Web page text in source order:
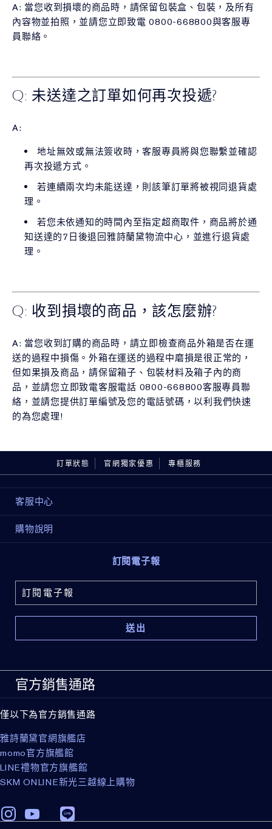
A: 當您收到損壞的商品時，請保留包裝盒、包裝，及所有
內容物並拍照，並請您立即致電 0800-668800與客服專
員聯絡。
Q: 未送達之訂單如何再次投遞?
A:
地址無效或無法簽收時，客服專員將與您聯繫並確認
再次投遞方式。
若連續兩次均未能送達，則該筆訂單將被視同退貨處
理。
若您未依通知的時間內至指定超商取件，商品將於通
知送達的7日後退回雅詩蘭黛物流中心，並進行退貨處
理。
Q: 收到損壞的商品，該怎麼辦?
A: 當您收到訂購的商品時，請立即檢查商品外箱是否在運
送的過程中損傷。外箱在運送的過程中磨損是很正常的，
但如果損及商品，請保留箱子、包裝材料及箱子內的商
品，並請您立即致電客服電話 0800-668800客服專員聯
絡，並請您提供訂單編號及您的電話號碼，以利我們快速
的為您處理!
訂單狀態 官網獨家優惠 專櫃服務
客服中心
購物說明
訂閱電子報
官方銷售通路
僅以下為官方銷售通路
雅詩蘭黛官網旗艦店
momo官方旗艦館
LINE禮物官方旗艦館
SKM ONLINE新光三越線上購物